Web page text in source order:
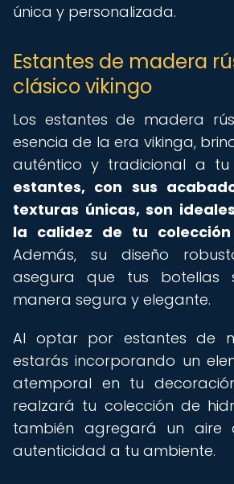
única y personalizada.
Estantes de madera
clásico vikingo
Los estantes de madera
esencia de la era vikinga,
auténtico y tradicional a tu
estantes, con sus
texturas únicas, son
la calidez de tu
Además, su diseño
asegura que tus botellas
manera segura y elegante.
Al optar por estantes de
estarás incorporando un
atemporal en tu
realzará tu colección de
también agregará un aire
autenticidad a tu ambiente.